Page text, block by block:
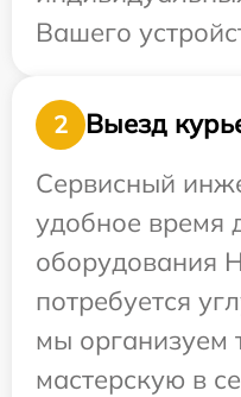
Вашего
2
Выезд
Сервисный
удобное время
оборудования
потребуется
мы организуем
мастерскую в